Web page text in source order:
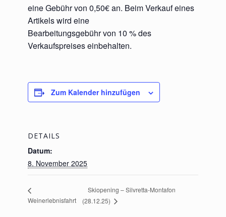
eine Gebühr von 0,50€ an. Beim Verkauf eines
Artikels wird eine
Bearbeitungsgebühr von 10 % des
Verkaufspreises einbehalten.
Zum Kalender hinzufügen
DETAILS
Datum:
8. November 2025
Weinerlebnisfahrt
Skiopening – Silvretta-Montafon
(28.12.25)